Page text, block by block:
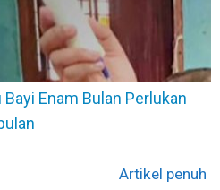
Enam Bulan Perlukan
Artikel penuh